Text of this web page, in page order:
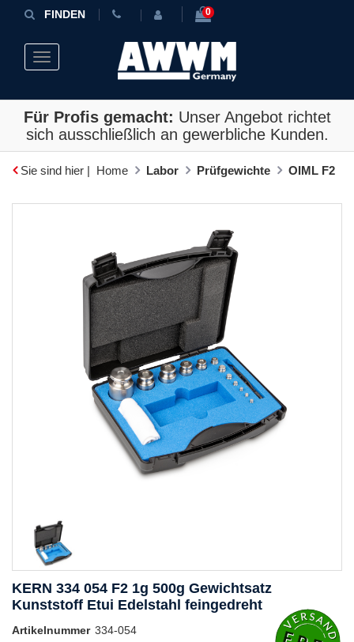
FINDEN 0
Toggle navigation
Für Profis gemacht: Unser Angebot richtet
sich ausschließlich an gewerbliche Kunden.
Sie sind hier | Home Labor Prüfgewichte OIML F2
KERN 334 054 F2 1g 500g Gewichtsatz
Kunststoff Etui Edelstahl feingedreht
Artikelnummer 334-054